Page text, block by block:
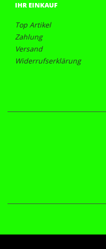
IHR EINKAUF
Top Artikel
Zahlung
Versand
Widerrufserklärung